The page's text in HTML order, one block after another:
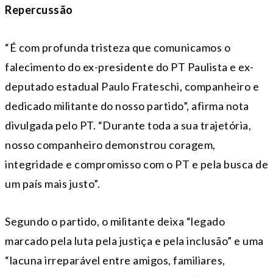
Repercussão
“É com profunda tristeza que comunicamos o
falecimento do ex-presidente do PT Paulista e ex-
deputado estadual Paulo Frateschi, companheiro e
dedicado militante do nosso partido”, afirma nota
divulgada pelo PT. “Durante toda a sua trajetória,
nosso companheiro demonstrou coragem,
integridade e compromisso com o PT e pela busca de
um país mais justo”.
Segundo o partido, o militante deixa “legado
marcado pela luta pela justiça e pela inclusão” e uma
“lacuna irreparável entre amigos, familiares,